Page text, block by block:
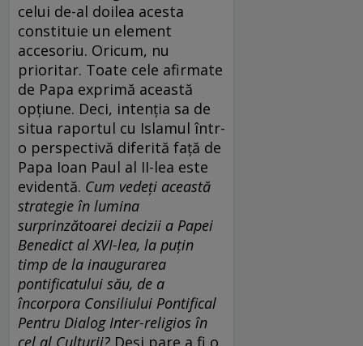
celui de-al doilea acesta
constituie un element
accesoriu. Oricum, nu
prioritar. Toate cele afirmate
de Papa exprimă această
opţiune. Deci, intenţia sa de
situa raportul cu Islamul într-
o perspectivă diferită faţă de
Papa Ioan Paul al II-lea este
evidentă. Cum vedeţi această
strategie în lumina
surprinzătoarei decizii a Papei
Benedict al XVI-lea, la puţin
timp de la inaugurarea
pontificatului său, de a
încorpora Consiliului Pontifical
Pentru Dialog Inter-religios în
cel al Culturii? Deşi pare a fi o